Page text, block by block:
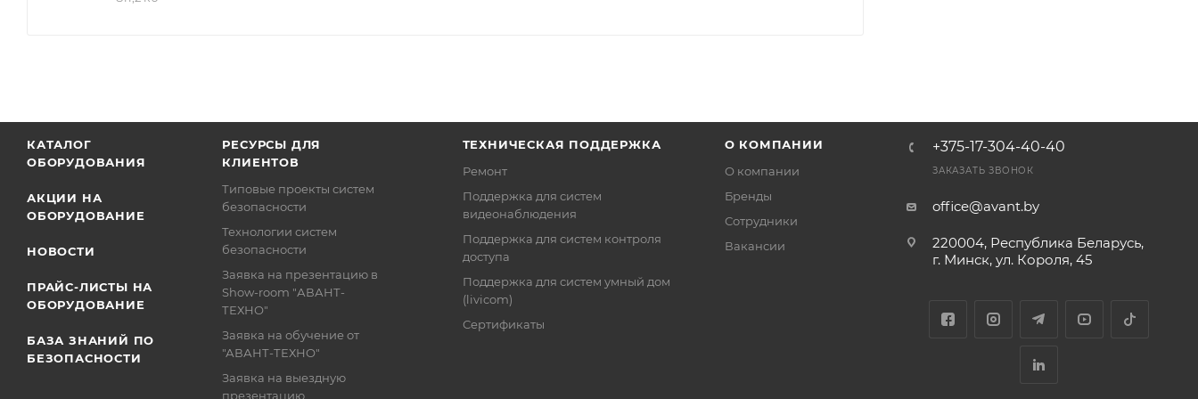
КАТАЛОГ
ОБОРУДОВАНИЯ
АКЦИИ НА
ОБОРУДОВАНИЕ
НОВОСТИ
ПРАЙС-ЛИСТЫ НА
ОБОРУДОВАНИЕ
БАЗА ЗНАНИЙ ПО
БЕЗОПАСНОСТИ
РЕСУРСЫ ДЛЯ
КЛИЕНТОВ
Типовые проекты систем
безопасности
Технологии систем
безопасности
Заявка на презентацию в
Show-room "АВАНТ-
ТЕХНО"
Заявка на обучение от
"АВАНТ-ТЕХНО"
Заявка на выездную
презентацию
ТЕХНИЧЕСКАЯ ПОДДЕРЖКА
Ремонт
Поддержка для систем
видеонаблюдения
Поддержка для систем контроля
доступа
Поддержка для систем умный дом
(livicom)
Сертификаты
О КОМПАНИИ
О компании
Бренды
Сотрудники
Вакансии
+375-17-304-40-40
ЗАКАЗАТЬ ЗВОНОК
office@avant.by
220004, Республика Беларусь,
г. Минск, ул. Короля, 45